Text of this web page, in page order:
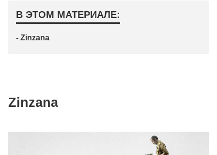
В ЭТОМ МАТЕРИАЛЕ:
- Zinzana
Zinzana